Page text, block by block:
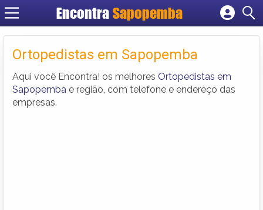
Encontra Sapopemba
Cadastrar empresa
Criar conta
Ortopedistas em Sapopemba
Aqui você Encontra! os melhores Ortopedistas em
Sapopemba e região, com telefone e endereço das
empresas.